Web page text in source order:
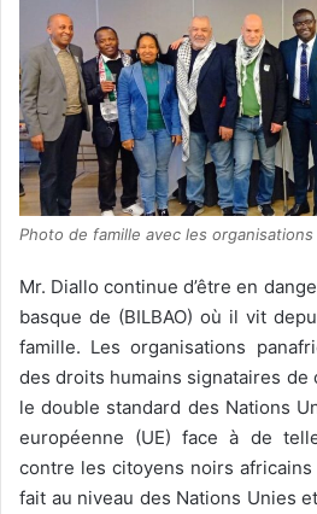
Photo de famille avec les
Mr. Diallo continue d’être en
basque de (BILBAO) où il vit
famille. Les organisations
des droits humains signataires de
le double standard des Nations
européenne (UE) face à de
contre les citoyens noirs africains
fait au niveau des Nations Unies